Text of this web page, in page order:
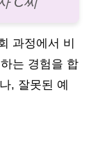
과정에서 비
는 경험을 합
, 잘못된 예